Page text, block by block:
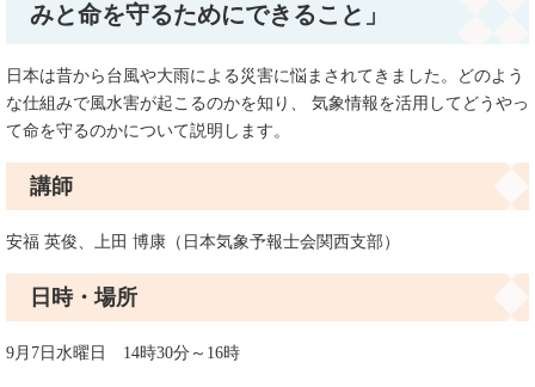
みと命を守るためにできること」
日本は昔から台風や大雨による災害に悩まされてきました。どのよう
な仕組みで風水害が起こるのかを知り、 気象情報を活用してどうやっ
て命を守るのかについて説明します。
講師
安福 英俊、上田 博康（日本気象予報士会関西支部）
日時・場所
9月7日水曜日 14時30分～16時